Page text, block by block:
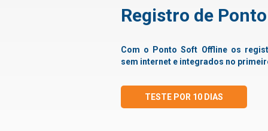
Registro de
Com o Ponto Soft Offline os
sem internet e integrados no
TESTE POR 10 DIAS